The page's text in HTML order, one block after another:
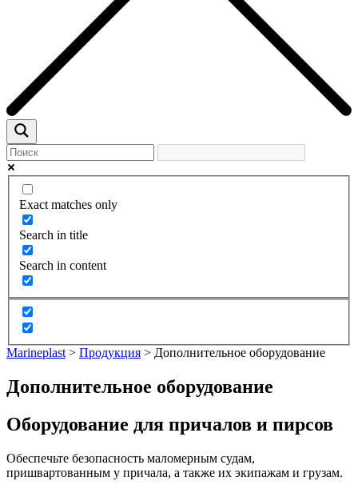
Exact matches only
Search in title
Search in content
Marineplast > Продукция > Дополнительное оборудование
Дополнительное оборудование
Оборудование для причалов и пирсов
Обеспечьте безопасность маломерным судам,
пришвартованным у причала, а также их экипажам и грузам.